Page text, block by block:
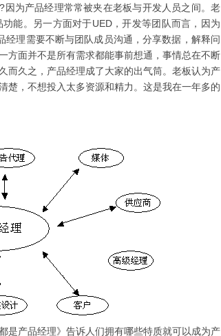
为产品经理常常被夹在老板与开发人员之间。老
能。另一方面对于UED，开发等团队而言，因为
理需要不断与团队成员沟通，分享数据，解释问
方面并不是所有需求都能事前想通，事情总在不断
而久之，产品经理成了大家的出气筒。老板认为产
楚，不想投入太多资源和精力。这是我在一年多的
产品经理》告诉人们拥有哪些特质就可以成为产